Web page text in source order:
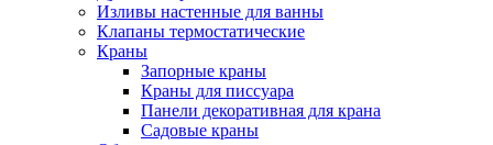
Изливы настенные для ванны
Клапаны термостатические
Краны
Запорные краны
Краны для писсуара
Панели декоративная для крана
Садовые краны